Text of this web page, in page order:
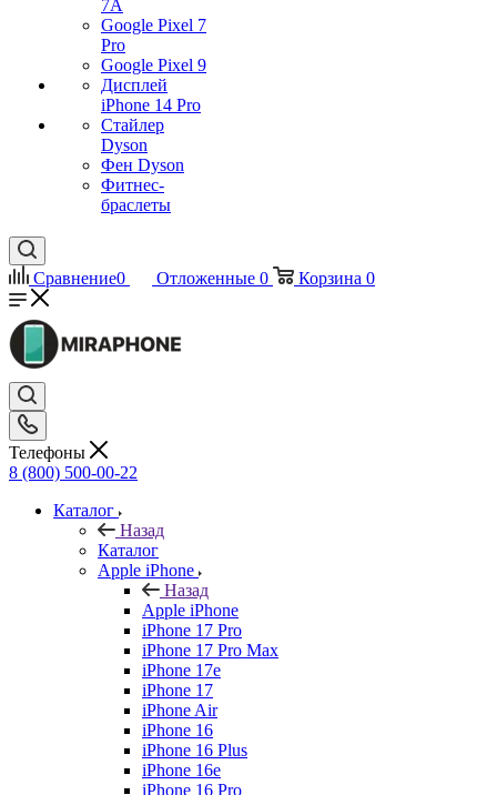
7А
Google Pixel 7
Pro
Google Pixel 9
Дисплей
iPhone 14 Pro
Стайлер
Dyson
Фен Dyson
Фитнес-
браслеты
Сравнение0 Отложенные 0 Корзина 0
Телефоны
8 (800) 500-00-22
Каталог
Назад
Каталог
Apple iPhone
Назад
Apple iPhone
iPhone 17 Pro
iPhone 17 Pro Max
iPhone 17e
iPhone 17
iPhone Air
iPhone 16
iPhone 16 Plus
iPhone 16e
iPhone 16 Pro